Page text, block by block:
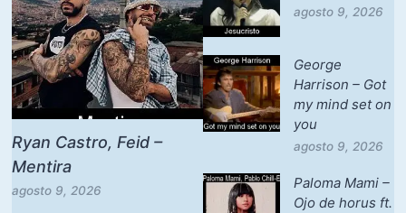
Ryan Castro, Feid –
Mentira
agosto 9, 2026
agosto 9, 2026
George
Harrison – Got
my mind set on
you
agosto 9, 2026
Paloma Mami –
Ojo de horus ft.